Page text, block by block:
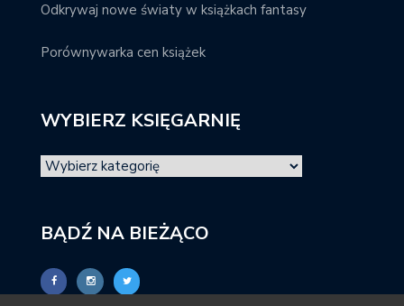
Odkrywaj nowe światy w książkach fantasy
Porównywarka cen książek
WYBIERZ KSIĘGARNIĘ
BĄDŹ NA BIEŻĄCO